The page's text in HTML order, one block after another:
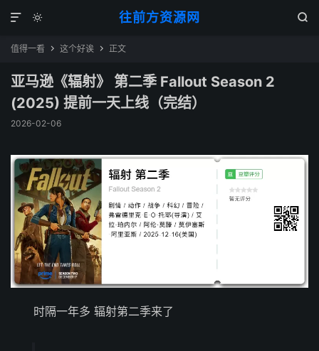
往前方资源网
 

值得一看  这个好诶  正文
亚马逊《辐射》 第二季 Fallout Season 2
(2025) 提前一天上线（完结）
2026-02-06
时隔一年多 辐射第二季来了